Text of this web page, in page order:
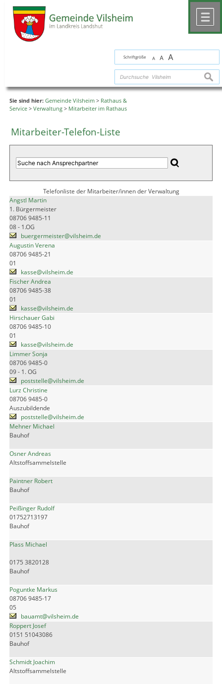
Schriftgröße A A A
Sie sind hier: Gemeinde Vilsheim > Rathaus &
Service > Verwaltung > Mitarbeiter im Rathaus
Mitarbeiter-Telefon-Liste
Telefonliste der Mitarbeiter/innen der Verwaltung
Angstl Martin
1. Bürgermeister
08706 9485-11
08 - 1.OG
buergermeister@vilsheim.de
Augustin Verena
08706 9485-21
01
kasse@vilsheim.de
Fischer Andrea
08706 9485-38
01
kasse@vilsheim.de
Hirschauer Gabi
08706 9485-10
01
kasse@vilsheim.de
Limmer Sonja
08706 9485-0
09 - 1. OG
poststelle@vilsheim.de
Lurz Christine
08706 9485-0
Auszubildende
poststelle@vilsheim.de
Mehner Michael
Bauhof
Osner Andreas
Altstoffsammelstelle
Paintner Robert
Bauhof
Peißinger Rudolf
01752713197
Bauhof
Plass Michael
0175 3820128
Bauhof
Poguntke Markus
08706 9485-17
05
bauamt@vilsheim.de
Roppert Josef
0151 51043086
Bauhof
Schmidt Joachim
Altstoffsammelstelle